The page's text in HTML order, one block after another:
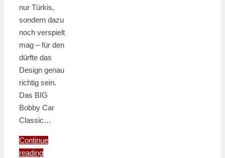
nur Türkis,
sondern dazu
noch verspielt
mag – für den
dürfte das
Design genau
richtig sein.
Das BIG
Bobby Car
Classic…
Continue
reading